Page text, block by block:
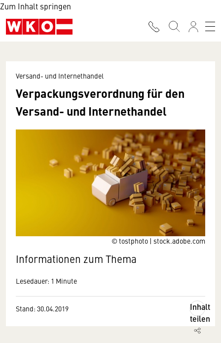
Zum Inhalt springen
© tostphoto | stock.adobe.com
Versand- und Internethandel
Verpackungs­verordnung für den
Versand- und Internethandel
Informationen zum Thema
Lesedauer: 1 Minute
Stand: 30.04.2019
Inhalt
teilen